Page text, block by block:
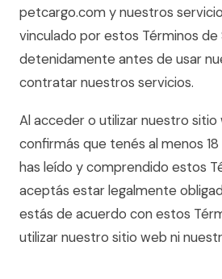
petcargo.com y nuestros
vinculado por estos Términos de
detenidamente antes de usar
contratar nuestros servicios.
Al acceder o utilizar nuestro sitio
confirmás que tenés al menos
has leído y comprendido estos
aceptás estar legalmente
estás de acuerdo con estos
utilizar nuestro sitio web ni